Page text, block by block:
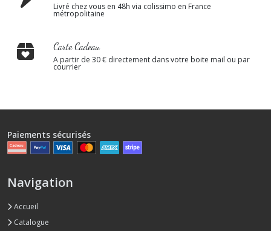
Livré chez vous en 48h via colissimo en France
métropolitaine
Carte Cadeau
A partir de 30 € directement dans votre boite mail ou par
courrier
Paiements sécurisés
Navigation
Accueil
Catalogue